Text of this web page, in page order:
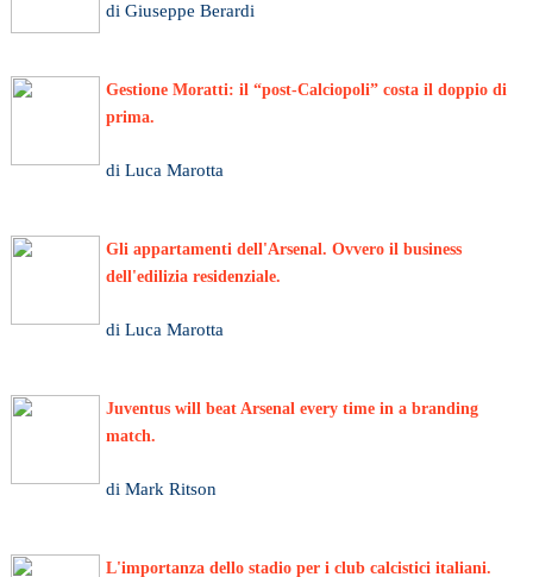
di Giuseppe Berardi
Gestione Moratti: il “post-Calciopoli” costa il doppio di
prima.
di Luca Marotta
Gli appartamenti dell'Arsenal. Ovvero il business
dell'edilizia residenziale.
di Luca Marotta
Juventus will beat Arsenal every time in a branding
match.
di Mark Ritson
L'importanza dello stadio per i club calcistici italiani.